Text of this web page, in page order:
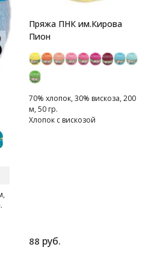
Пряжа ПНК им.Кирова
Пион
70% хлопок, 30% вискоза, 200
м, 50 гр.
Хлопок с вискозой
88 руб.